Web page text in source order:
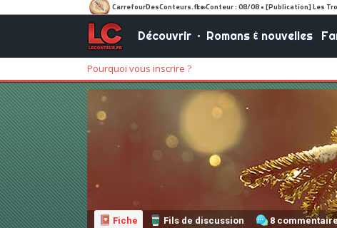
Découvrir• Romans & nouvelles
Pourquoi vous inscrire ?
Fiche Fils de discussion 8